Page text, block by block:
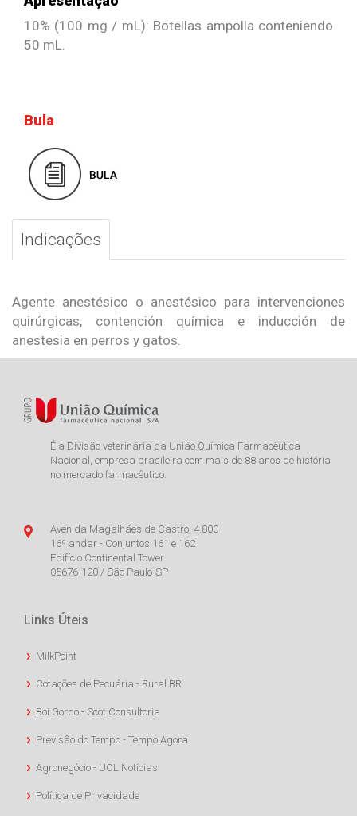
10% (100 mg / mL): Botellas ampolla conteniendo
50 mL.
Bula
Indicações
Agente anestésico o anestésico para intervenciones
quirúrgicas, contención química e inducción de
anestesia en perros y gatos.
É a Divisão veterinária da União Química Farmacêutica
Nacional, empresa brasileira com mais de 88 anos de história
no mercado farmacêutico.
Avenida Magalhães de Castro, 4.800
16º andar - Conjuntos 161 e 162
Edifício Continental Tower
05676-120 / São Paulo-SP
Links Úteis
MilkPoint
Cotações de Pecuária - Rural BR
Boi Gordo - Scot Consultoria
Previsão do Tempo - Tempo Agora
Agronegócio - UOL Notícias
Política de Privacidade